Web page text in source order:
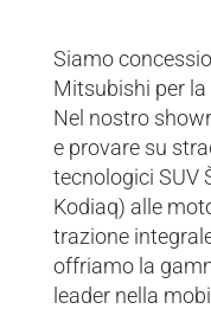
Siamo
Mitsubishi per
Nel nostro
e provare su
tecnologici SUV
Kodiaq) alle
trazione
offriamo la
leader nella